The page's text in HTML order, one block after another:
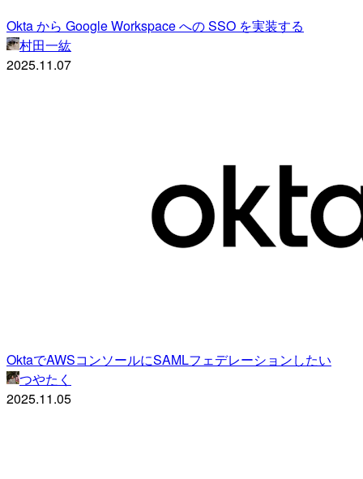
Okta から Google Workspace への SSO を実装する
村田一紘
2025.11.07
OktaでAWSコンソールにSAMLフェデレーションしたい
つやたく
2025.11.05